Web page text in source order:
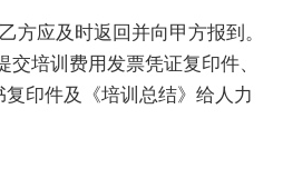
方应及时返回并向甲方报到。
培训费用发票凭证复印件、
印件及《培训总结》给人力